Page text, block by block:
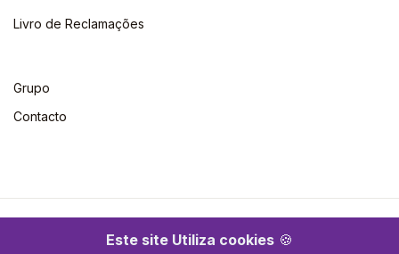
Este site Utiliza cookies 🍪
Livro de Reclamações
Grupo
Contacto
©2026 Escolar. Todos os direitos reservados